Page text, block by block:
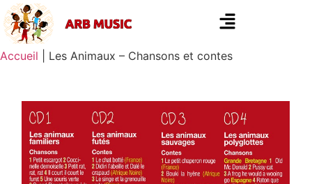
Accueil Les Animaux – Chansons et contes